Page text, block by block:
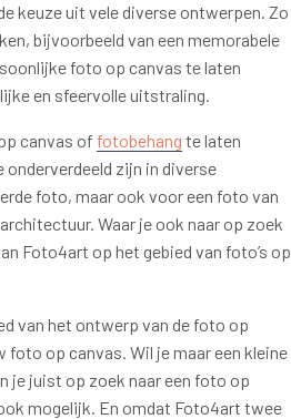
keuze uit vele diverse ontwerpen. Zo
bijvoorbeeld van een memorabele
foto op canvas te laten
en sfeervolle uitstraling.
canvas of fotobehang te laten
onderverdeeld zijn in diverse
foto, maar ook voor een foto van
Waar je ook naar op zoek
Foto4art op het gebied van foto’s op
van het ontwerp van de foto op
op canvas. Wil je maar een kleine
je juist op zoek naar een foto op
mogelijk. En omdat Foto4art twee